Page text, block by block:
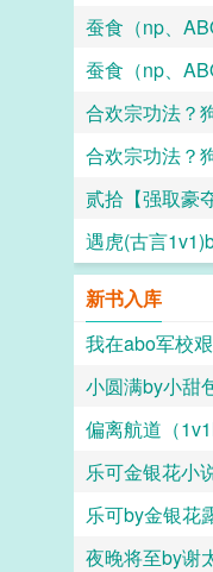
蚕食（np、
遇虎(古言
新书入库
我在abo军校
小圆满by小甜
偏离航道（
乐可金银花小
乐可by金银花
夜晚将至by谢